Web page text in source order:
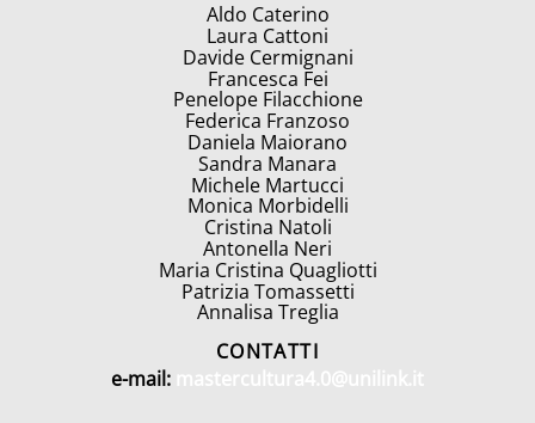
Aldo Caterino
Laura Cattoni
Davide Cermignani
Francesca Fei
Penelope Filacchione
Federica Franzoso
Daniela Maiorano
Sandra Manara
Michele Martucci
Monica Morbidelli
Cristina Natoli
Antonella Neri
Maria Cristina Quagliotti
Patrizia Tomassetti
Annalisa Treglia
CONTATTI
e-mail: